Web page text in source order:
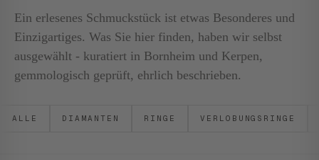
Ein erlesenes Schmuckstück ist etwas Besonderes und
Einzigartiges. Was Sie hier finden, haben wir selbst
ausgewählt - kuratiert in Bornheim und Kerpen,
gemmologisch geprüft, ehrlich beschrieben.
ALLE DIAMANTEN RINGE VERLOBUNGSRINGE